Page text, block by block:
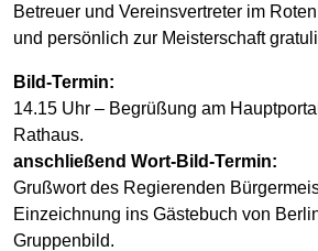
Betreuer und Vereinsvertreter im
und persönlich zur Meisterschaft
Bild-Termin:
14.15 Uhr – Begrüßung am
Rathaus.
anschließend Wort-Bild-Termin:
Grußwort des Regierenden
Einzeichnung ins Gästebuch von
Gruppenbild.